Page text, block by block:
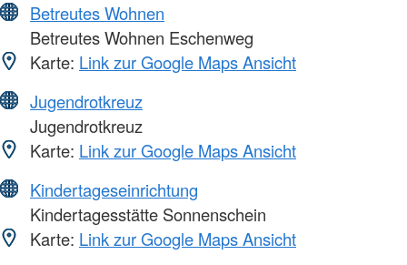
Betreutes Wohnen
Betreutes Wohnen Eschenweg
Karte: Link zur Google Maps Ansicht
Jugendrotkreuz
Jugendrotkreuz
Karte: Link zur Google Maps Ansicht
Kindertageseinrichtung
Kindertagesstätte Sonnenschein
Karte: Link zur Google Maps Ansicht